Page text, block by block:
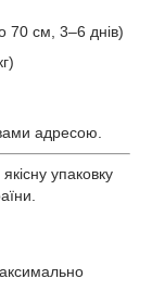
70 см, 3–6 днів)
адресою.
упаковку